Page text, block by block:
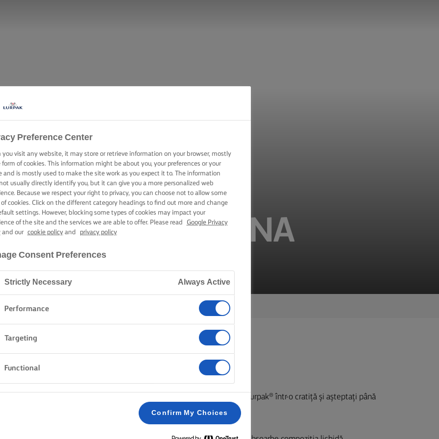
ALLA ROMANA
Pagina de pornire
PREGĂTIRE
Turnați apa, laptele de ovăz și 100 g de unt ușor sărat Lurpak® într-o cratiță și așteptați până
Preference Center
you visit any website, it may store or retrieve information on your browser, mostly
of cookies. This information might be about you, your preferences or your
and is mostly used to make the site work as you expect it to. The information
usually directly identify you, but it can give you a more personalized web
Because we respect your right to privacy, you can choose not to allow some
cookies. Click on the different category headings to find out more and change
settings. However, blocking some types of cookies may impact your
of the site and the services we are able to offer. Please read
Google Privacy
and our cookie policyand privacy policy
Consent Preferences
Strictly Necessary Always Active
Performance
Targeting
Functional
Confirm My Choices